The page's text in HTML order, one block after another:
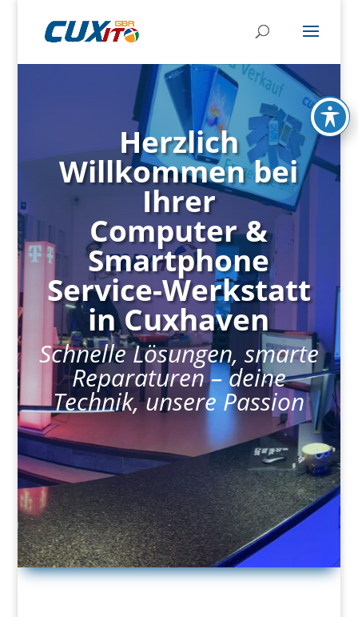
Herzlich
Willkommen bei
Ihrer
Computer &
Smartphone
Service-Werkstatt
in Cuxhaven
Schnelle Lösungen, smarte
Reparaturen – deine
Technik, unsere Passion